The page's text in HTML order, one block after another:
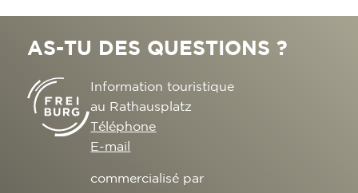
AS-TU DES QUESTIONS ?
Information touristique
au Rathausplatz
Téléphone
E-mail
commercialisé par